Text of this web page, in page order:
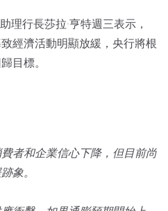
理行長莎拉·亨特週三表示，
經濟活動明顯放緩，央行將根
目標。
者和企業信心下降，但目前尚
象。